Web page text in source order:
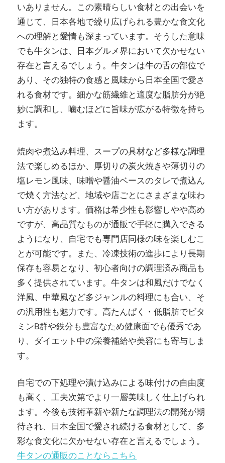
いありません。この素晴らしい食材との出会いを
通じて、日本各地で繰り広げられる豊かな食文化
への理解と愛情も深まっています。そうした意味
でも牛タンは、日本グルメ界において欠かせない
存在と言えるでしょう。牛タンは牛の舌の部位で
あり、その独特の食感と風味から日本全国で愛さ
れる食材です。細かな筋繊維と適度な脂肪分が絶
妙に調和し、噛むほどに旨味が広がる特徴を持ち
ます。
焼肉や煮込み料理、スープの具材など多様な調理
法で楽しめるほか、厚切りの炭火焼きや薄切りの
塩レモン風味、味噌や醤油ベースのタレで煮込ん
で焼く方法など、地域や店ごとにさまざまな味わ
い方があります。価格は希少性も影響しやや高め
ですが、高品質なものが通販で手軽に購入できる
ようになり、自宅でも専門店同様の味を楽しむこ
とが可能です。また、冷凍技術の進歩により長期
保存も容易となり、初心者向けの調理済み商品も
多く提供されています。牛タンは和風だけでなく
洋風、中華風など多ジャンルの料理にも合い、そ
の汎用性も魅力です。高たんぱく・低脂肪でビタ
ミンB群や鉄分も豊富なため健康面でも優秀であ
り、ダイエット中の栄養補給や美容にも寄与しま
す。
自宅での下処理や漬け込みによる味付けの自由度
も高く、工夫次第でより一層美味しく仕上げられ
ます。今後も技術革新や新たな調理法の開発が期
待され、日本全国で愛され続ける食材として、多
彩な食文化に欠かせない存在と言えるでしょう。
牛タンの通販のことならこちら